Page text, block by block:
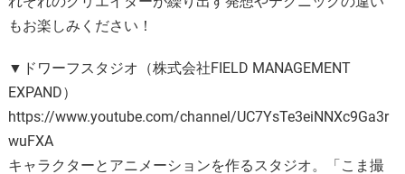
もお楽しみください！
▼ドワーフスタジオ（株式会社FIELD MANAGEMENT
EXPAND）
https://www.youtube.com/channel/UC7YsTe3eiNNXc9Ga3r
wuFXA
キャラクターとアニメーションを作るスタジオ。「こま撮